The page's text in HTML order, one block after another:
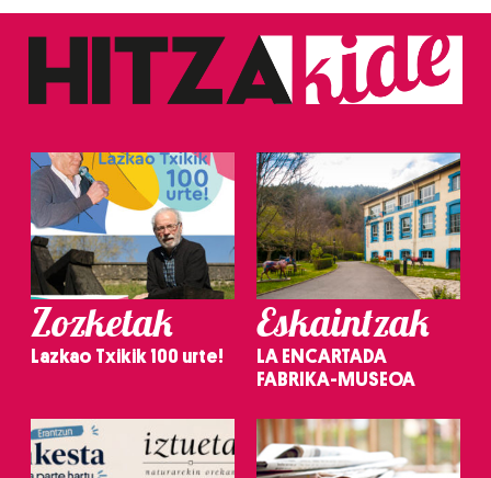
Zozketak
Lazkao Txikik 100 urte!
Eskaintzak
LA ENCARTADA
FABRIKA-MUSEOA